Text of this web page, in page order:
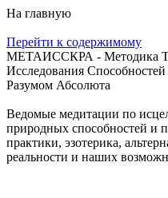
На главную
Перейти к содержимому
МЕТАИССКРА - Методика
Исследования
Разумом Абсолюта
Ведомые медитации по
природных способностей и
практики, эзотерика,
реальности и наших